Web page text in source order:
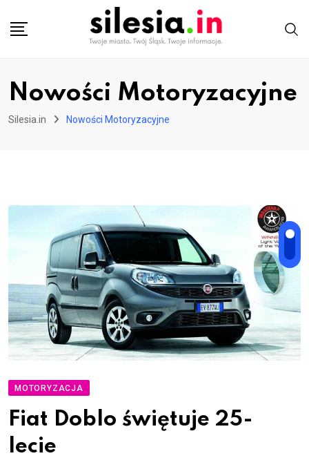
Nowości Motoryzacyjne
Silesia.in Nowości Motoryzacyjne
MOTORYZACJA
Fiat Doblo świętuje 25-
lecie